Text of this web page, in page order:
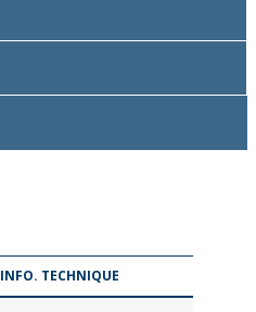
INFO. TECHNIQUE